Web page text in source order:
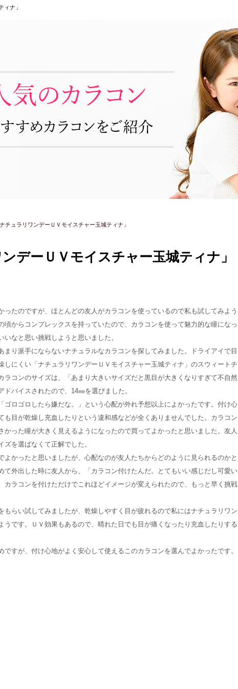
ィナ」
ナチュラリワンデーＵＶモイスチャー玉城ティナ」
デーＵＶモイスチャー玉城ティナ」
たのですが、ほとんどの友人がカラコンを使っているので私も試してみよう
頃からコンプレックスを持っていたので、カラコンを使って魅力的な瞳になっ
なと思い挑戦しようと思いました。
り派手にならないナチュラルなカラコンを探してみました。ドライアイで目
しにくい「ナチュラリワンデーＵＶモイスチャー玉城ティナ」のスウィートチ
ラコンのサイズは、「あまり大きいサイズだと黒目が大きくなりすぎて不自然
バイスされたので、14㎜を選びました。
ロゴロしたら嫌だな。」という心配が外れ予想以上によかったです。付け心
も目が乾燥し充血したりという違和感などが全くありませんでした。カラコン
かった瞳が大きく見えるようになったので買ってよかったと思いました。友人
を選ばなくて正解でした。
かったと思いましたが、心配なのが友人たちからどのように見られるのかと
て外出した時に友人から、「カラコン付けたんだ。とてもいい感じだし可愛い
カラコンを付けただけでこれほどイメージが変えられたので、もっと早く挑戦
らい試してみましたが、乾燥しやすく目が疲れるので私にはナチュラリワン
うです。ＵＶ効果もあるので、晴れた日でも目が痛くなったり充血したりする
すが、付け心地がよく安心して使えるこのカラコンを選んでよかったです。